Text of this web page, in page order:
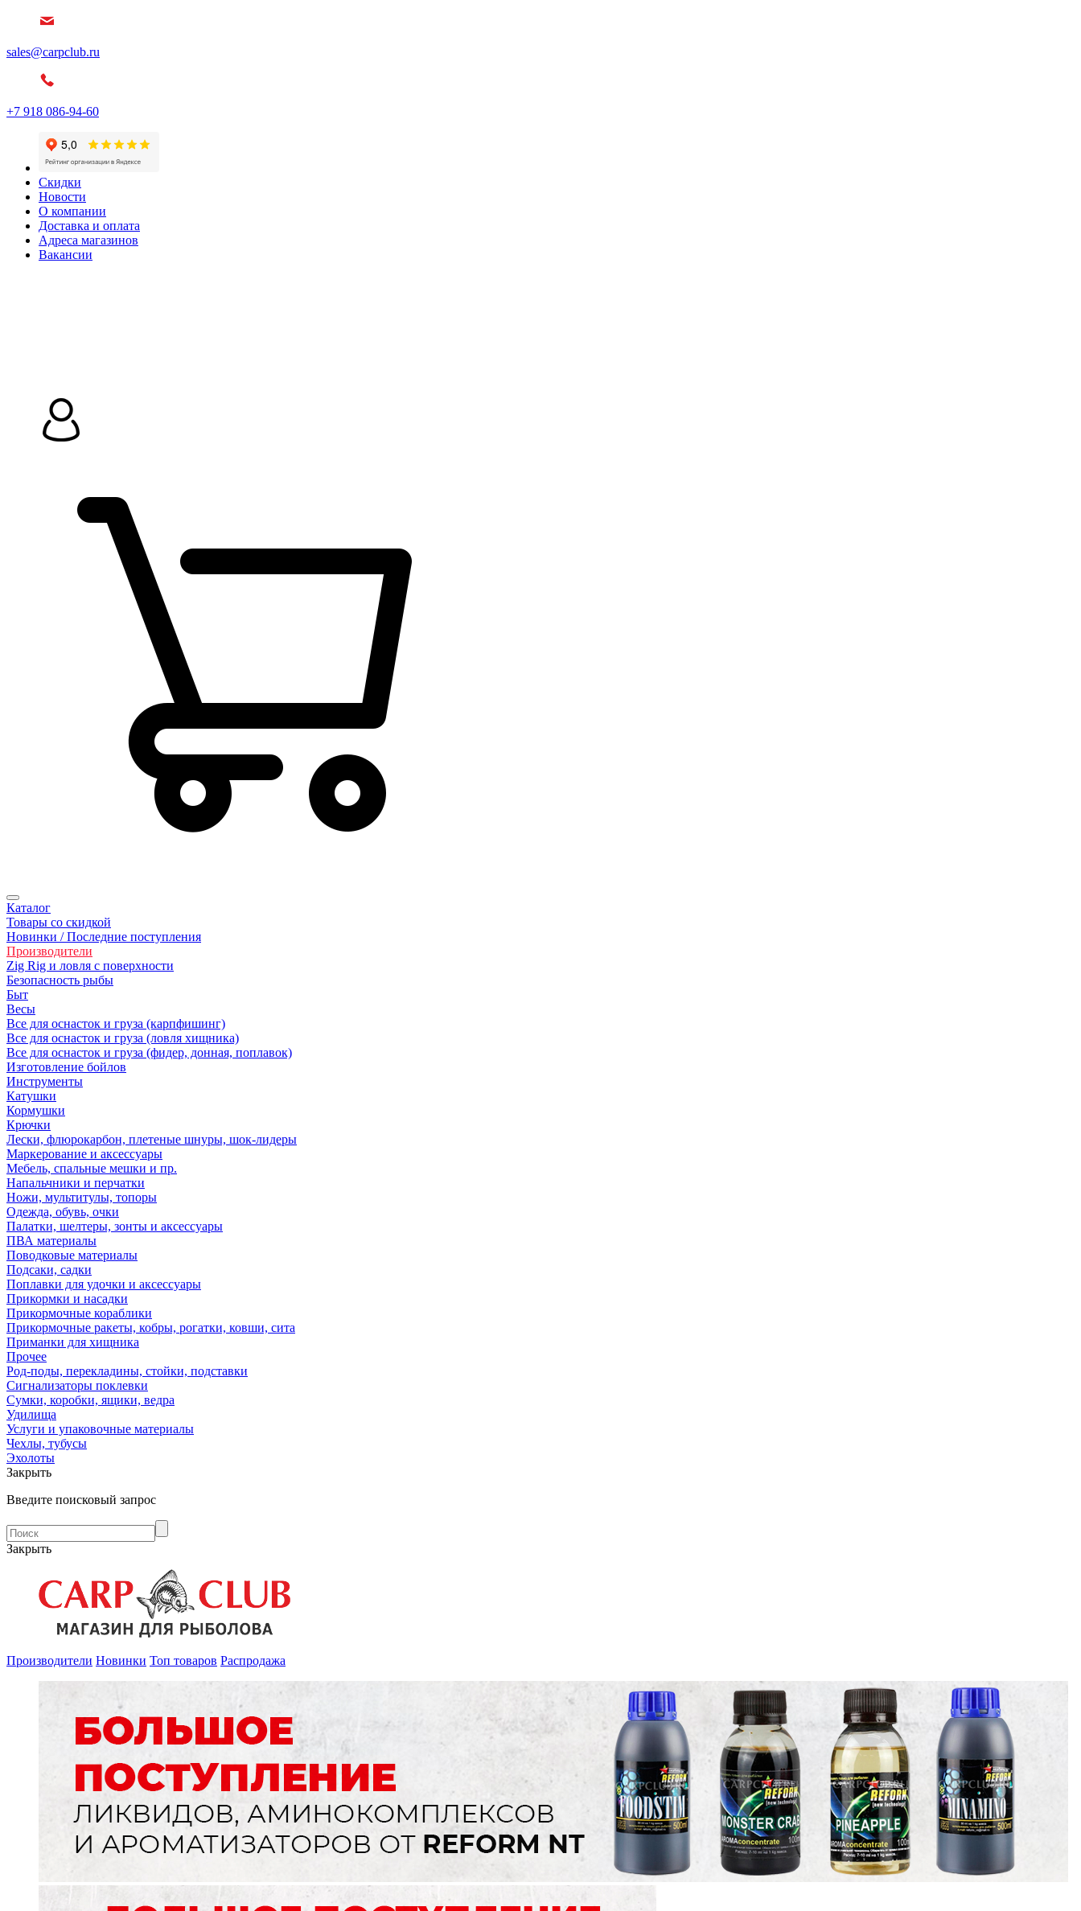
sales@carpclub.ru
+7 918 086-94-60
Скидки
Новости
О компании
Доставка и оплата
Адреса магазинов
Вакансии
Каталог
Товары со скидкой
Новинки / Последние поступления
Производители
Zig Rig и ловля с поверхности
Безoпасность рыбы
Быт
Весы
Все для оснасток и груза (карпфишинг)
Все для оснасток и груза (ловля хищника)
Все для оснасток и груза (фидер, донная, поплавок)
Изготовление бойлов
Инструменты
Катушки
Кормушки
Крючки
Лески, флюрокарбон, плетеные шнуры, шок-лидеры
Маркерование и аксессуары
Мебель, спальные мешки и пр.
Напальчники и перчатки
Ножи, мультитулы, топоры
Одежда, обувь, очки
Палатки, шелтеры, зонты и аксессуары
ПВА материалы
Поводковые материалы
Подсаки, садки
Поплавки для удочки и аксессуары
Прикормки и насадки
Прикормочные кораблики
Прикормочные ракеты, кобры, рогатки, ковши, сита
Приманки для хищника
Прочее
Род-поды, перекладины, стойки, подставки
Сигнализаторы поклевки
Сумки, коробки, ящики, ведра
Удилища
Услуги и упаковочные материалы
Чехлы, тубусы
Эхолоты
Закрыть
Введите поисковый запрос
Закрыть
Производители Новинки Топ товаров Распродажа